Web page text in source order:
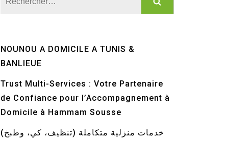
NOUNOU A DOMICILE A TUNIS &
BANLIEUE
Trust Multi-Services : Votre Partenaire
de Confiance pour l’Accompagnement à
Domicile à Hammam Sousse
خدمات منزلية متكاملة (تنظيف، كي، وطبخ)